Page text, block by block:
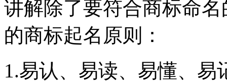
讲解除了要符合商标命
的商标起名原则：
1.易认、易读、易懂、